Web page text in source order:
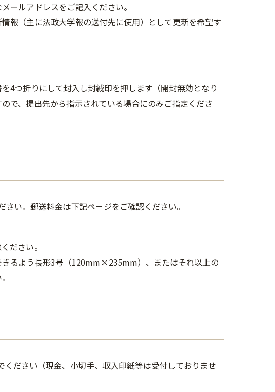
ールアドレスをご記入ください。
報（主に法政大学報の送付先に使用）として更新を希望す
4つ折りにして封入し封緘印を押します（開封無効となり
で、提出先から指示されている場合にのみご指定くださ
い。郵送料金は下記ページをご確認ください。
ださい。
るよう長形3号（120mm×235mm）、またはそれ以上の
ださい（現金、小切手、収入印紙等は受付しておりませ